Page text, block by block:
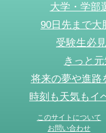
大学・学部
90日先まで大
受験生必
きっと
将来の夢や進路
時刻も天気もイ
このサイトについて
お問い合わせ